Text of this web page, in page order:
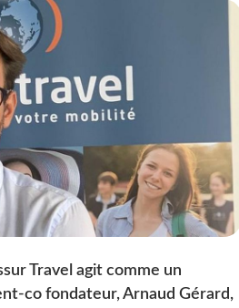
Travel agit comme un
co fondateur, Arnaud Gérard,